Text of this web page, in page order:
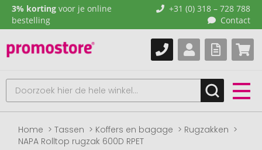
3% korting voor je online
bestelling
+31 (0) 318 – 728 788
Contact
Home Tassen Koffers en bagage
Rugzakken
NAPA Rolltop rugzak 600D RPET